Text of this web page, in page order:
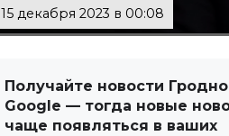
15 декабря 2023 в 00:08
Получайте новости
Google — тогда новые
чаще появляться в ваших